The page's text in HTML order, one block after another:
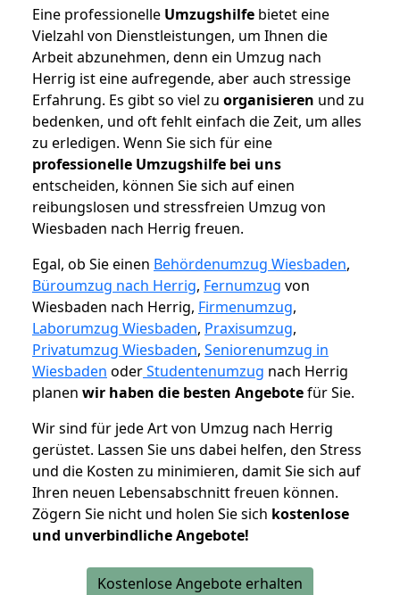
Eine professionelle Umzugshilfe bietet eine
Vielzahl von Dienstleistungen, um Ihnen die
Arbeit abzunehmen, denn ein Umzug nach
Herrig ist eine aufregende, aber auch stressige
Erfahrung. Es gibt so viel zu organisieren und zu
bedenken, und oft fehlt einfach die Zeit, um alles
zu erledigen. Wenn Sie sich für eine
professionelle Umzugshilfe bei uns
entscheiden, können Sie sich auf einen
reibungslosen und stressfreien Umzug von
Wiesbaden nach Herrig freuen.
Egal, ob Sie einen Behördenumzug Wiesbaden,
Büroumzug nach Herrig, Fernumzug von
Wiesbaden nach Herrig, Firmenumzug,
Laborumzug Wiesbaden, Praxisumzug,
Privatumzug Wiesbaden, Seniorenumzug in
Wiesbaden oderStudentenumzug nach Herrig
planen wir haben die besten Angebotefür Sie.
Wir sind für jede Art von Umzug nach Herrig
gerüstet. Lassen Sie uns dabei helfen, den Stress
und die Kosten zu minimieren, damit Sie sich auf
Ihren neuen Lebensabschnitt freuen können.
Zögern Sie nicht und holen Sie sich kostenlose
und unverbindliche Angebote!
Kostenlose Angebote erhalten